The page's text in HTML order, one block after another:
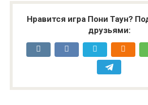
Нравится игра Пони Таун?
друзьями: